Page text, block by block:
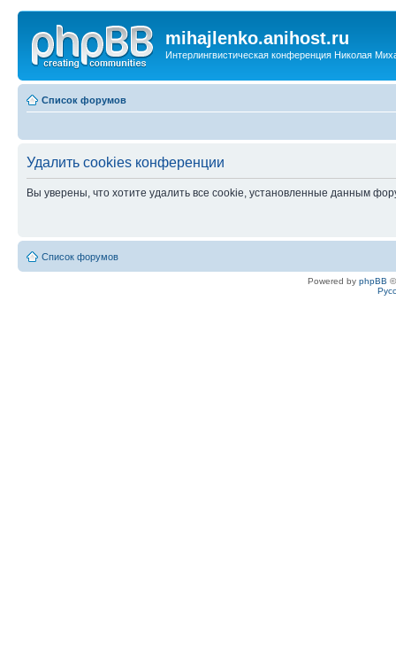
mihajlenko.anihost.ru
Интерлингвистическая конференция Николая
Список форумов
Удалить cookies конференции
Вы уверены, что хотите удалить все cookie, установленные данным
Список форумов
Powered by phpBB